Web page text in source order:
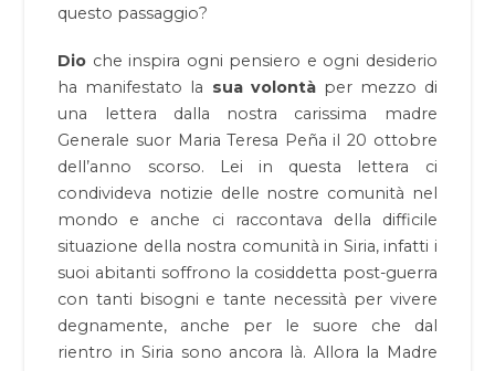
questo passaggio?
Dio che inspira ogni pensiero e ogni desiderio
ha manifestato la sua volontàper mezzo di
una lettera dalla nostra carissima madre
Generale suor Maria Teresa Peña il 20 ottobre
dell’anno scorso. Lei in questa lettera ci
condivideva notizie delle nostre comunità nel
mondo e anche ci raccontava della difficile
situazione della nostra comunità in Siria, infatti i
suoi abitanti soffrono la cosiddetta post-guerra
con tanti bisogni e tante necessità per vivere
degnamente, anche per le suore che dal
rientro in Siria sono ancora là. Allora la Madre